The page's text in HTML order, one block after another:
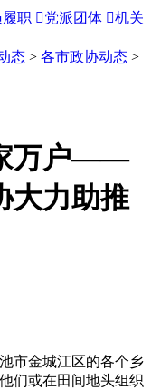
职 党派团体 机关
态 > 各市政协动态 >
万户——
大力助推
市金城江区的各个乡
们或在田间地头组织